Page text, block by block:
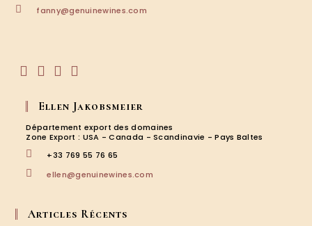
fanny@genuinewines.com
dans
un
nouvel
onglet
un
nouvel
onglet
un
nouvel
onglet
un
nouvel
onglet
Ellen Jakobsmeier
Département export des domaines
Zone Export : USA - Canada - Scandinavie - Pays Baltes
+33 769 55 76 65
ellen@genuinewines.com
Articles Récents